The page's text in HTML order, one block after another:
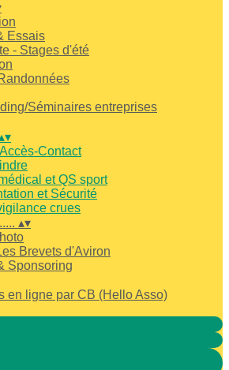
Essais
- Stages d'été
Séminaires entreprises
▾
Contact
et QS sport
et Sécurité
crues
▴▾
Brevets d'Aviron
Sponsoring
en ligne par CB (Hello Asso)